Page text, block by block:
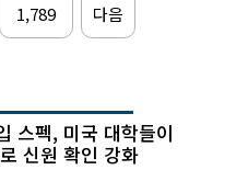
1,789 다음
스펙, 미국 대학들이
신원 확인 강화